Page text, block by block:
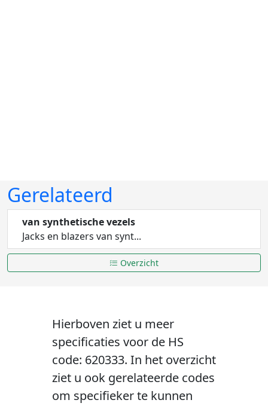
Gerelateerd
van synthetische vezels
Jacks en blazers van synt...
Overzicht
Hierboven ziet u meer
specificaties voor de HS
code: 620333. In het overzicht
ziet u ook gerelateerde codes
om specifieker te kunnen